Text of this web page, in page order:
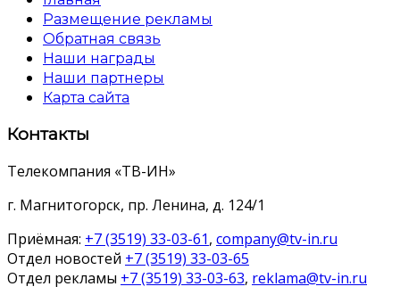
Размещение рекламы
Обратная связь
Наши награды
Наши партнеры
Карта сайта
Контакты
Телекомпания «ТВ-ИН»
г. Магнитогорск, пр. Ленина, д. 124/1
Приёмная: +7 (3519) 33-03-61, company@tv-in.ru
Отдел новостей +7 (3519) 33-03-65
Отдел рекламы +7 (3519) 33-03-63, reklama@tv-in.ru